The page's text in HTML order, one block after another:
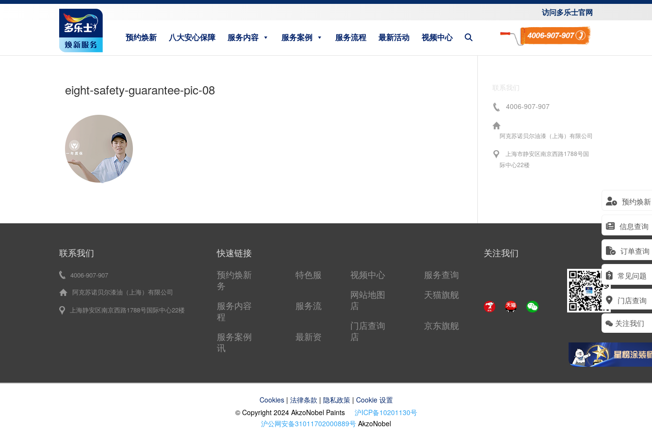
访问多乐士官网
预约焕新 八大安心保障 服务内容 服务案例 服务流程 最新活动 视频中心
预约焕新
信息查询
订单查询
常见问题
门店查询
关注我们
eight-safety-guarantee-pic-08
联系我们
4006-907-907
阿克苏诺贝尔油漆（上海）有限公司
上海市静安区南京西路1788号国
际中心22楼
联系我们
4006-907-907
阿克苏诺贝尔漆油（上海）有限公司
上海静安区南京西路1788号国际中心22楼
快速链接
预约焕新
特色服
务
服务内容
服务流
程
服务案例
最新资
讯
视频中心
服务查询
网站地图
天猫旗舰
店
门店查询
京东旗舰
店
关注我们
Cookies| 法律条款 | 隐私政策| Cookie 设置
© Copyright 2024 AkzoNobel Paints 沪ICP备10201130号
沪公网安备31011702000889号 AkzoNobel